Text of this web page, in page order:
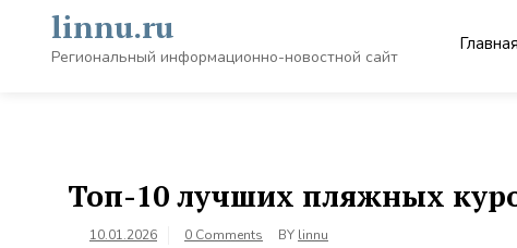
content
linnu.ru
Региональный информационно-новостной сайт
Главная
Топ-10 лучших пляжных
10.01.2026 0 Comments BY linnu